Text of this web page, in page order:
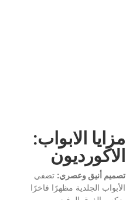
:مزايا الابواب
الاكورديون
تصميم أنيق وعصري: تضفي
الأبواب الجلدية مظهرًا فاخرًا